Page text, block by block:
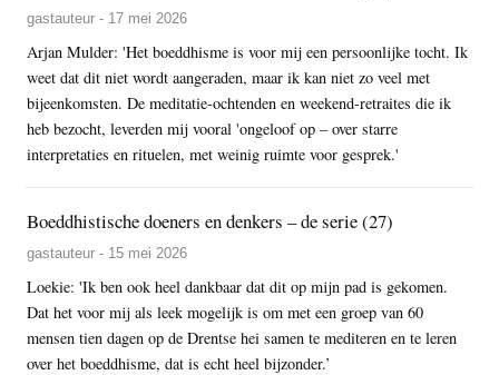
gastauteur - 17 mei 2026
Arjan Mulder: 'Het boeddhisme is voor mij een persoonlijke tocht. Ik
weet dat dit niet wordt aangeraden, maar ik kan niet zo veel met
bijeenkomsten. De meditatie-ochtenden en weekend-retraites die ik
heb bezocht, leverden mij vooral 'ongeloof op – over starre
interpretaties en rituelen, met weinig ruimte voor gesprek.'
Boeddhistische doeners en denkers – de serie (27)
gastauteur - 15 mei 2026
Loekie: 'Ik ben ook heel dankbaar dat dit op mijn pad is gekomen.
Dat het voor mij als leek mogelijk is om met een groep van 60
mensen tien dagen op de Drentse hei samen te mediteren en te leren
over het boeddhisme, dat is echt heel bijzonder.’